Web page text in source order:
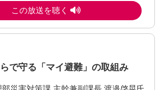
この放送を聴く
で守る「マイ避難」の取組み